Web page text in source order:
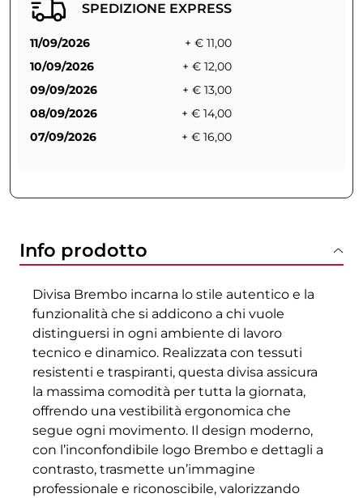
SPEDIZIONE EXPRESS
11/09/2026
+ € 11,00
10/09/2026
+ € 12,00
09/09/2026
+ € 13,00
08/09/2026
+ € 14,00
07/09/2026
+ € 16,00
Info prodotto
Divisa Brembo incarna lo stile autentico e la
funzionalità che si addicono a chi vuole
distinguersi in ogni ambiente di lavoro
tecnico e dinamico. Realizzata con tessuti
resistenti e traspiranti, questa divisa assicura
la massima comodità per tutta la giornata,
offrendo una vestibilità ergonomica che
segue ogni movimento. Il design moderno,
con l’inconfondibile logo Brembo e dettagli a
contrasto, trasmette un’immagine
professionale e riconoscibile, valorizzando